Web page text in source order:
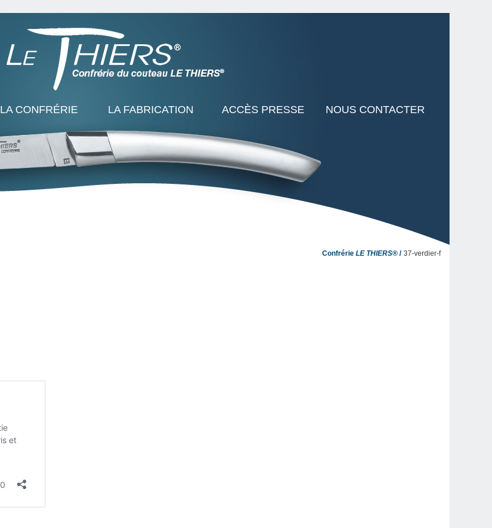
LA CONFRÉRIE LA FABRICATION ACCÈS PRESSE NOUS CONTACTER
Confrérie LE THIERS® 37-verdier-f